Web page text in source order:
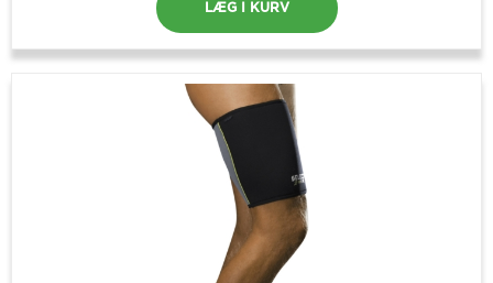
LÆG I KURV